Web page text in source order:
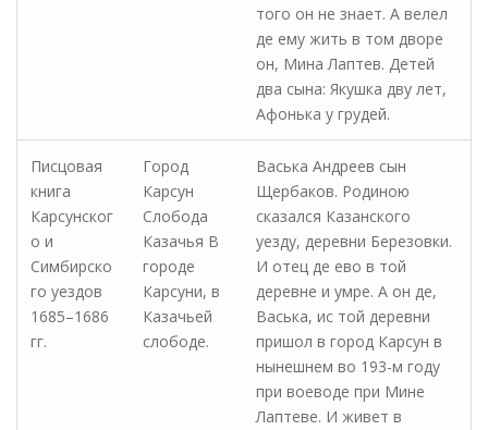
того он не знает. А велел
де ему жить в том дворе
он, Мина Лаптев. Детей
два сына: Якушка дву лет,
Афонька у грудей.
Писцовая
книга
Карсунског
о и
Симбирско
го уездов
1685–1686
гг.
Город
Карсун
Слобода
Казачья В
городе
Карсуни, в
Казачьей
слободе.
Васька Андреев сын
Щербаков. Родиною
сказался Казанского
уезду, деревни Березовки.
И отец де ево в той
деревне и умре. А он де,
Васька, ис той деревни
пришол в город Карсун в
нынешнем во 193-м году
при воеводе при Мине
Лаптеве. И живет в